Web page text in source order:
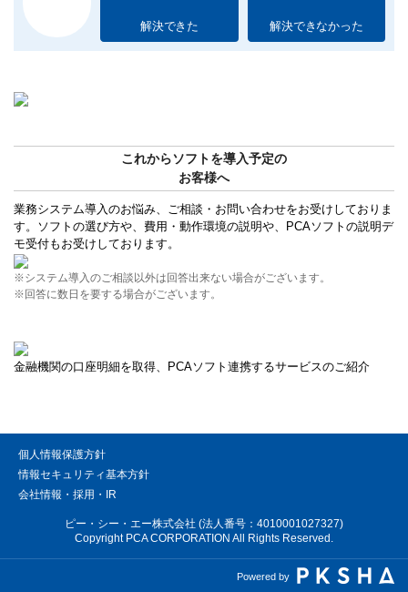
解決できた 解決できなかった
これからソフトを導入予定の
お客様へ
業務システム導入のお悩み、ご相談・お問い合わせをお受けしておりま
す。ソフトの選び方や、費用・動作環境の説明や、PCAソフトの説明デ
モ受付もお受けしております。
※システム導入のご相談以外は回答出来ない場合がございます。
※回答に数日を要する場合がございます。
金融機関の口座明細を取得、PCAソフト連携するサービスのご紹介
個人情報保護方針
情報セキュリティ基本方針
会社情報・採用・IR
ピー・シー・エー株式会社 (法人番号：4010001027327)
Copyright PCA CORPORATION All Rights Reserved.
Powered by